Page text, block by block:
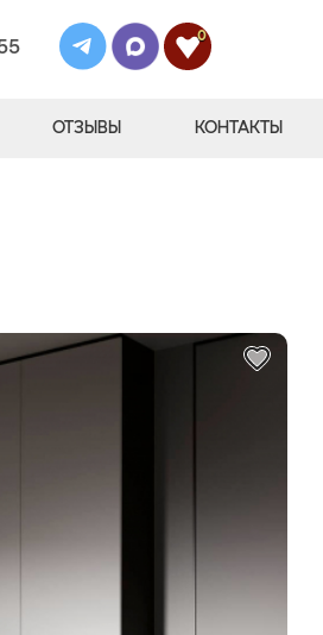
0
ОТЗЫВЫ КОНТАКТЫ